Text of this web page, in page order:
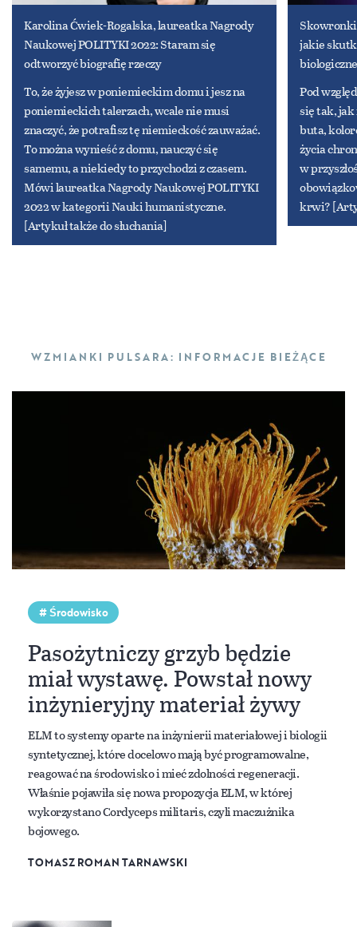
Karolina Ćwiek-Rogalska, laureatka Nagrody
Naukowej POLITYKI 2022: Staram się
odtworzyć biografię rzeczy
To, że żyjesz w poniemieckim domu i jesz na
poniemieckich talerzach, wcale nie musi
znaczyć, że potrafisz tę niemieckość zauważać.
To można wynieść z domu, nauczyć się
samemu, a niekiedy to przychodzi z czasem.
Mówi laureatka Nagrody Naukowej POLITYKI
2022 w kategorii Nauki humanistyczne.
[Artykuł także do słuchania]
jakie
Pod
się tak,
buta,
życia
w
krwi?
WZMIANKI PULSARA: INFORMACJE BIEŻĄCE
Środowisko
Pasożytniczy grzyb będzie
miał wystawę. Powstał nowy
inżynieryjny materiał żywy
ELM to systemy oparte na inżynierii materiałowej i biologii
syntetycznej, które docelowo mają być programowalne,
reagować na środowisko i mieć zdolności regeneracji.
Właśnie pojawiła się nowa propozycja ELM, w której
wykorzystano Cordyceps militaris, czyli maczużnika
bojowego.
TOMASZ ROMAN TARNAWSKI